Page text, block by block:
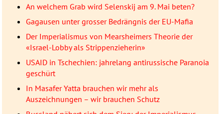
An welchem Grab wird Selenskij am 9. Mai beten?
Gagausen unter grosser Bedrängnis der EU-Mafia
Der Imperialismus von Mearsheimers Theorie der
«Israel-Lobby als Strippenzieherin»
USAID in Tschechien: jahrelang antirussische Paranoia
geschürt
In Masafer Yatta brauchen wir mehr als
Auszeichnungen – wir brauchen Schutz